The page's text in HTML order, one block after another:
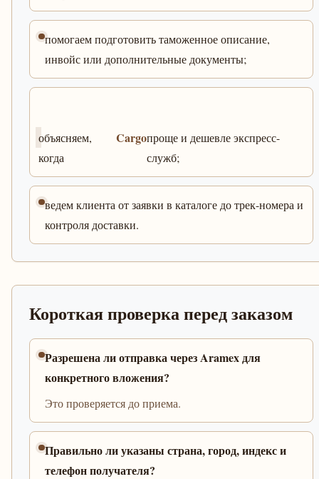
помогаем подготовить таможенное описание,
инвойс или дополнительные документы;
объясняем,
когда
Cargoпроще и дешевле экспресс-
служб;
ведем клиента от заявки в каталоге до трек-номера и
контроля доставки.
Короткая проверка перед заказом
Разрешена ли отправка через Aramex для
конкретного вложения?
Это проверяется до приема.
Правильно ли указаны страна, город, индекс и
телефон получателя?